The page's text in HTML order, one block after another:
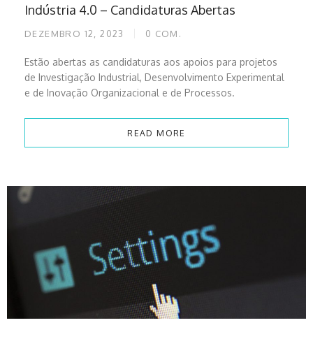
Indústria 4.0 – Candidaturas Abertas
DEZEMBRO 12, 2023 0 COM.
Estão abertas as candidaturas aos apoios para projetos
de Investigação Industrial, Desenvolvimento Experimental
e de Inovação Organizacional e de Processos.
READ MORE